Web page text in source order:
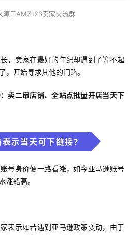
源于AMZ123卖家交流群
，卖家在最好的年纪却遇到了等不起
，开始寻求其他的门路。
卖二审店铺、全站点批量开店当天下
示当天可下链接？
号身价便一路看涨，如今亚马逊账号
涨船高。
表示如若遇到亚马逊政策变动，由于